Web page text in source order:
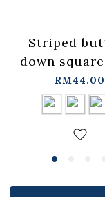
Striped
down
bra top,
in four
colors【
in
RM44.00